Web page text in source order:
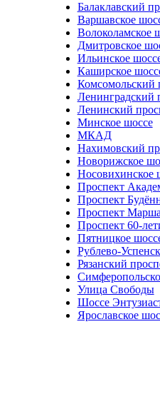
Балаклавский
Варшавское
Волоколамское
Дмитровское
Ильинское
Каширское
Комсомольский
Ленинградский
Ленинский
Минское шоссе
МКАД
Нахимовский
Новорижское
Носовихинское
Проспект
Проспект
Проспект
Проспект 60-
Пятницкое
Рублево-
Рязанский
Улица Свободы
Шоссе
Ярославское